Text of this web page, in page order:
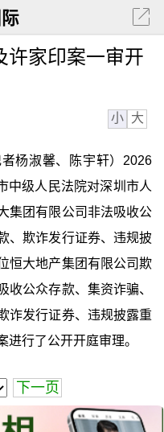
许家印案一审开
小 大
杨淑馨、陈宇轩）2026
中级人民法院对深圳市人
集团有限公司非法吸收公
、欺诈发行证券、违规披
恒大地产集团有限公司欺
收公众存款、集资诈骗、
诈发行证券、违规披露重
行了公开开庭审理。
下一页